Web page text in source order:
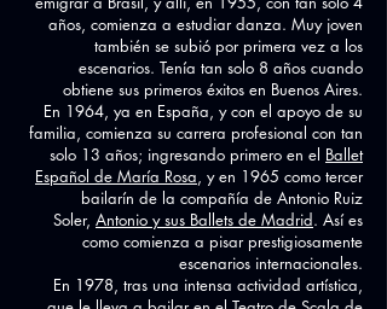
años, comienza a estudiar danza. Muy joven
también se subió por primera vez a los
escenarios. Tenía tan solo 8 años cuando
obtiene sus primeros éxitos en Buenos Aires.
En 1964, ya en España, y con el apoyo de su
familia, comienza su carrera profesional con tan
solo 13 años; ingresando primero en el Ballet
Español de María Rosa, y en 1965 como tercer
bailarín de la compañía de Antonio Ruiz
Soler, Antonio y sus Ballets de Madrid. Así es
como comienza a pisar prestigiosamente
escenarios internacionales.
En 1978, tras una intensa actividad artística,